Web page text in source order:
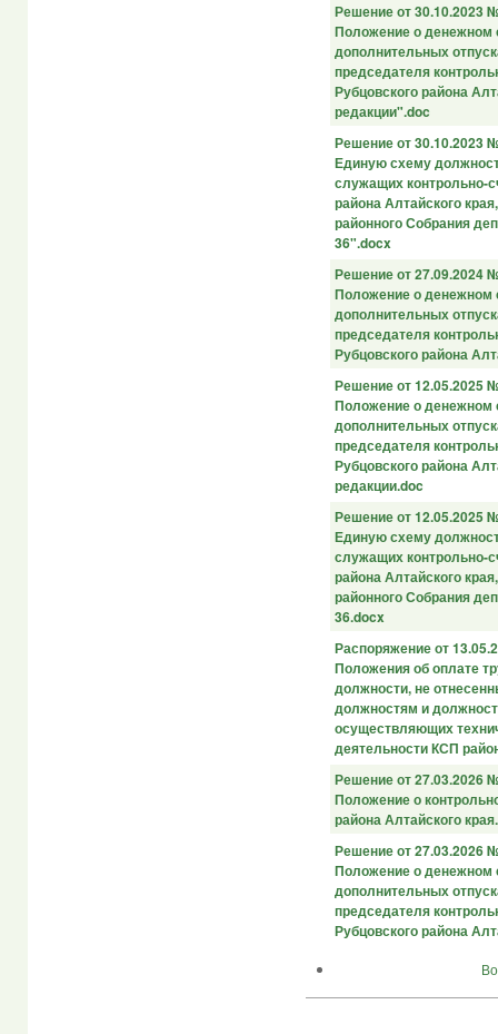
Решение от 30.10.2023
Положение о денежном
дополнительных
председателя
Рубцовского района
редакции".doc
Решение от 30.10.2023
Единую схему
служащих контрольно-
района Алтайского
районного Собрания
36".docx
Решение от 27.09.2024
Положение о денежном
дополнительных
председателя
Рубцовского района
Решение от 12.05.2025
Положение о денежном
дополнительных
председателя
Рубцовского района
редакции.doc
Решение от 12.05.2025
Единую схему
служащих контрольно-
района Алтайского
районного Собрания
36.docx
Распоряжение от
Положения об оплате
должности, не
должностям и
осуществляющих
деятельности КСП
Решение от 27.03.2026
Положение о
района Алтайского
Решение от 27.03.2026
Положение о денежном
дополнительных
председателя
Рубцовского района